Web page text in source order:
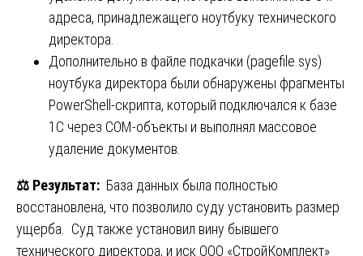
адреса, принадлежащего ноутбуку технического
директора.
Дополнительно в файле подкачки (pagefile.sys)
ноутбука директора были обнаружены фрагменты
PowerShell-скрипта, который подключался к базе
1С через COM-объекты и выполнял массовое
удаление документов.
⚖️ Результат: База данных была полностью
восстановлена, что позволило суду установить размер
ущерба. Суд также установил вину бывшего
технического директора, и иск ООО «СтройКомплект»